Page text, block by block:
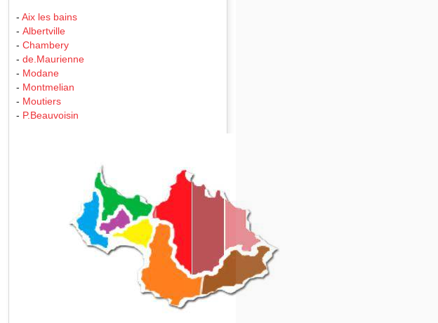
- Aix les bains
- Albertville
- Chambery
- de.Maurienne
- Modane
- Montmelian
- Moutiers
- P.Beauvoisin